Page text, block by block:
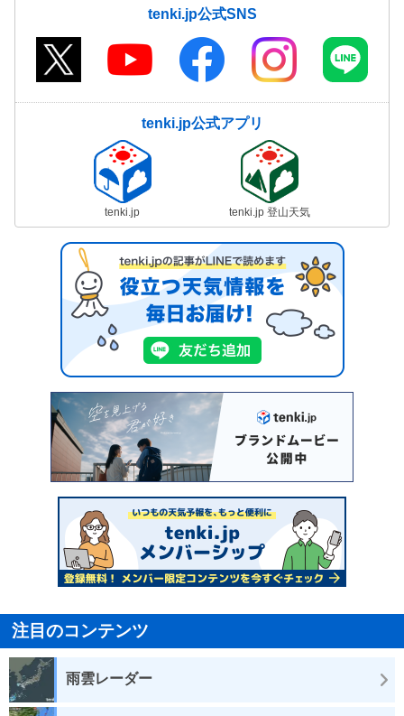
tenki.jp公式SNS
tenki.jp公式アプリ
tenki.jp tenki.jp 登山天気
注目のコンテンツ
雨雲レーダー